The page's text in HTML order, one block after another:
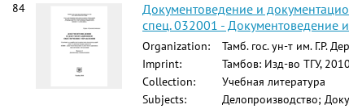
84
Документоведение и
спец. 032001 - Документоведение
Organization:
Тамб. гос. ун-т им. Г.Р.
Imprint:
Тамбов: Изд-во ТГУ, 2010
Collection:
Учебная литература
Subjects:
Делопроизводство;